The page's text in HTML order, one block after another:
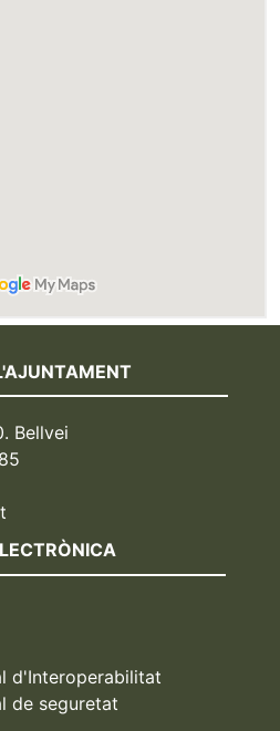
Bellvei
d'Interoperabilitat
de seguretat